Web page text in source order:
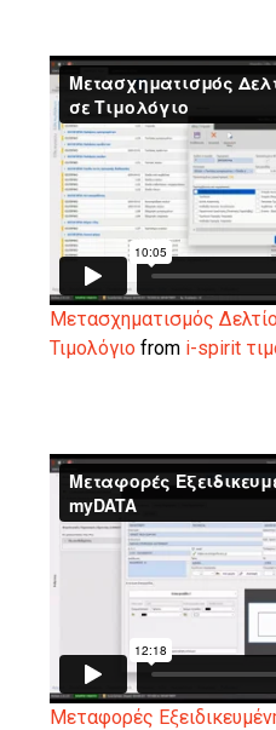
Μετασχηματισμός
Τιμολόγιο from i-spirit
Μεταφορές